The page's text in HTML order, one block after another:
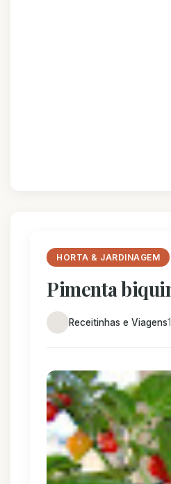
HORTA & JARDINAGEM
Pimenta
Receitinhas e Viagens